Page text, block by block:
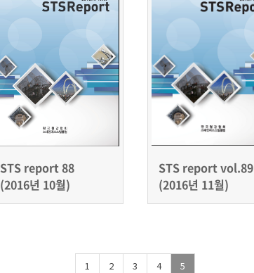
STS report 88
(2016년 10월)
STS report vol.89
(2016년 11월)
1 2 3 4 5